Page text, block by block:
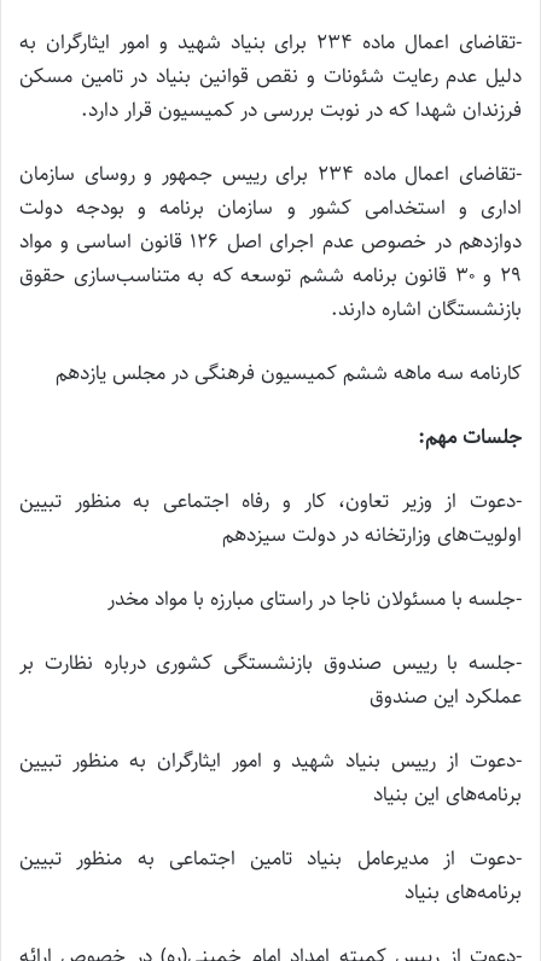
-تقاضای اعمال ماده ۲۳۴ برای بنیاد شهید و امور ایثارگران به
دلیل عدم رعایت شئونات و نقص قوانین بنیاد در تامین مسکن
فرزندان شهدا که در نوبت بررسی در کمیسیون قرار دارد.
-تقاضای اعمال ماده ۲۳۴ برای رییس جمهور و روسای سازمان
اداری و استخدامی کشور و سازمان برنامه و بودجه دولت
دوازدهم در خصوص عدم اجرای اصل ۱۲۶ قانون اساسی و مواد
۲۹ و ۳۰ قانون برنامه ششم توسعه که به متناسب‌سازی حقوق
بازنشستگان اشاره دارند.
کارنامه سه ماهه ششم کمیسیون فرهنگی در مجلس یازدهم
جلسات مهم:
-دعوت از وزیر تعاون، کار و رفاه اجتماعی به منظور تبیین
اولویت‌های وزارتخانه در دولت سیزدهم
-جلسه با مسئولان ناجا در راستای مبارزه با مواد مخدر
-جلسه با رییس صندوق بازنشستگی کشوری درباره نظارت بر
عملکرد این صندوق
-دعوت از رییس بنیاد شهید و امور ایثارگران به منظور تبیین
برنامه‌های این بنیاد
-دعوت از مدیرعامل بنیاد تامین اجتماعی به منظور تبیین
برنامه‌های بنیاد